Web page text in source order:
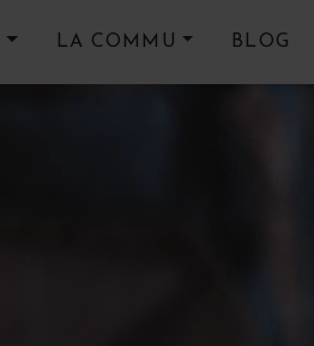
LA COMMU BLOG